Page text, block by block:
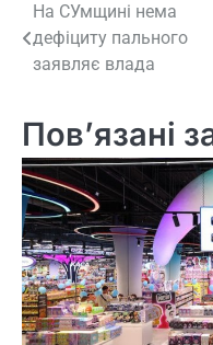
Навігація
записів
На СУмщині нема
дефіциту пального
заявляє влада
Пов’язані